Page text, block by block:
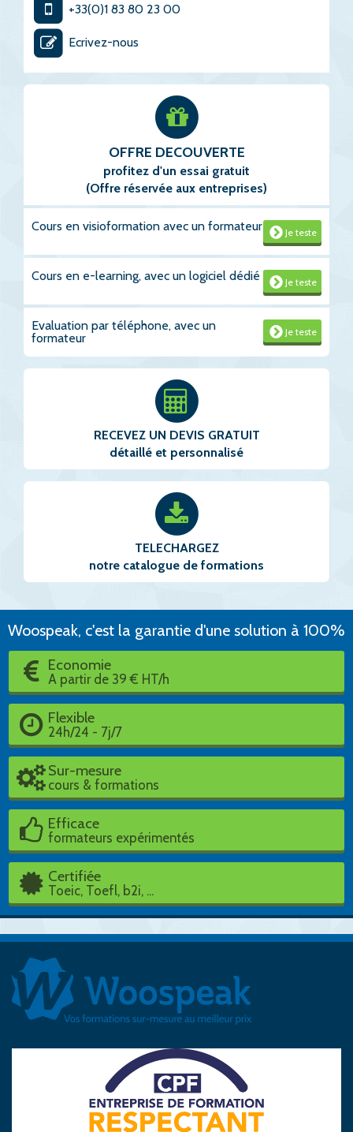
+33(0)1 83 80 23 00
Ecrivez-nous
OFFRE DECOUVERTE
profitez d'un essai gratuit
(Offre réservée aux entreprises)
Je teste
Cours en visioformation avec un formateur
Je teste
Cours en e-learning, avec un logiciel dédié
Je teste
Evaluation par téléphone, avec un
formateur
RECEVEZ UN DEVIS GRATUIT
détaillé et personnalisé
TELECHARGEZ
notre catalogue de formations
Woospeak, c'est la garantie d'une solution à 100%
Economie
A partir de 39 € HT/h
Flexible
24h/24 - 7j/7
Sur-mesure
cours & formations
Efficace
formateurs expérimentés
Certifiée
Toeic, Toefl, b2i, ...